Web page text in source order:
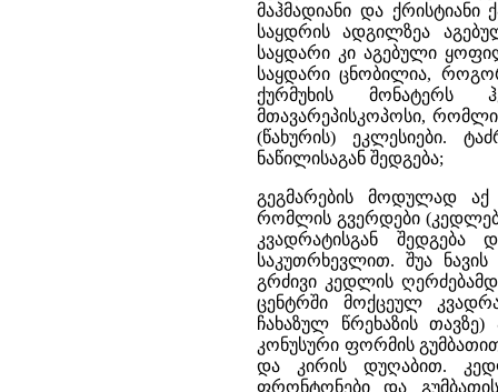
მაჰმადიანი და
საყდრის ადგილზეა
საყდარი კი აგებული
საყდარი ცნობილია,
ქურმუხის მონატერს
მთავარეპისკოპოსი,
(წახურის) ეკლესიები.
ნაწილისაგან შედგება;
გეგმარების მოდულად აქ
რომლის გვერდები
კვადრატისგან შედგება
საკუთრხევლით. შუა
გრძივი კედლის
ცენტრში მოქცეულ
ჩახაზულ წრეხაზის
კონუსური ფორმის
და კირის დუღაბით.
ფრონტონები და